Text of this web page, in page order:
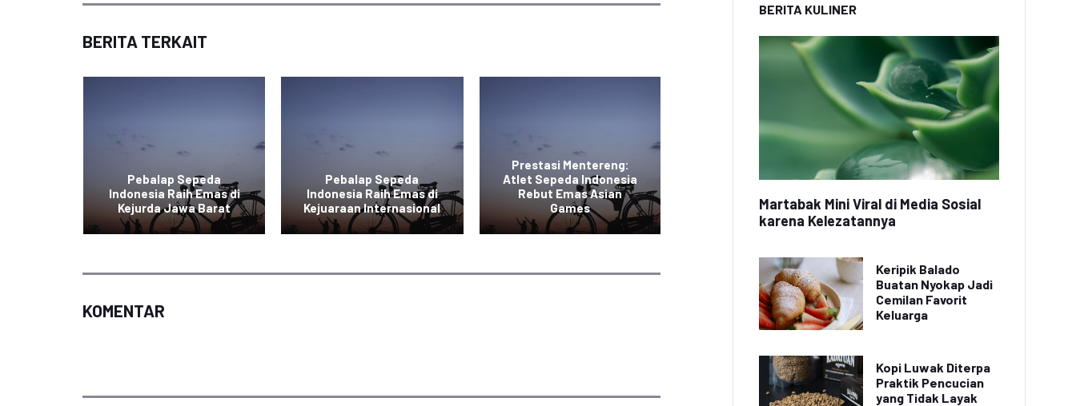
BERITA TERKAIT
Pebalap Sepeda
Indonesia Raih Emas di
Kejurda Jawa Barat
Pebalap Sepeda
Indonesia Raih Emas di
Kejuaraan Internasional
Prestasi Mentereng:
Atlet Sepeda Indonesia
Rebut Emas Asian
Games
Pebalap Sepeda
Kejurda Jawa Barat
Pebalap Sepeda
Kejuaraan Internasional
KOMENTAR
BERITA KULINER
Martabak Mini Viral di Media Sosial
karena Kelezatannya
Keripik Balado
Buatan Nyokap Jadi
Cemilan Favorit
Keluarga
Kopi Luwak Diterpa
Praktik Pencucian
yang Tidak Layak